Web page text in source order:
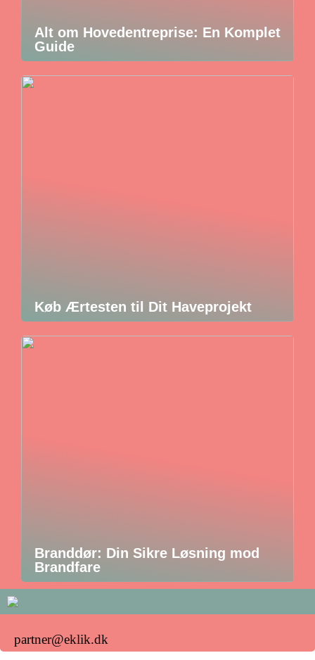
Alt om Hovedentreprise: En Komplet
Guide
Køb Ærtesten til Dit Haveprojekt
Branddør: Din Sikre Løsning mod
Brandfare
partner@eklik.dk